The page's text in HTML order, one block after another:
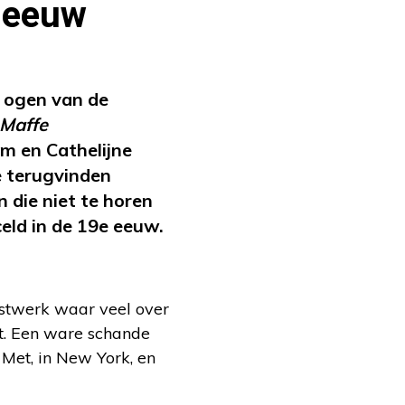
van de
Maffe
en Cathelijne
terugvinden
die niet te horen
in de 19e eeuw.
waar veel over
Een ware schande
in New York, en